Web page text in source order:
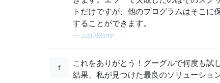
トだけですが、他のプログラムはそこに
することができます。
— JustAMartin
これをありがとう！グーグルで何度も試
結果、私が見つけた最良のソリューショ